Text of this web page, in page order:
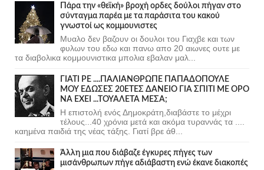
Πάρα την «θεϊκή» βροχή ορδες δούλοι πήγαν στο
σύνταγμα παρέα με τα παράσιτα του κακού
γνωστοί ως κομμουνιστες
Μυαλο δεν βαζουν οι δουλοι του Γιαχβε και των
φυλων του εδω και πανω απο 20 αιωνες ουτε με
τα διαβολικα κομμουνιστικα μπολια εβαλαν μαλ...
ΓΙΑΤΙ ΡΕ ....ΠΑΛΙΑΝΘΡΩΠΕ ΠΑΠΑΔΟΠΟΥΛΕ
ΜΟΥ ΕΔΩΣΕΣ 20ΕΤΕΣ ΔΑΝΕΙΟ ΓΙΑ ΣΠΙΤΙ ΜΕ ΟΡΟ
ΝΑ ΕΧΕΙ ...ΤΟΥΑΛΕΤΑ ΜΕΣΑ;
Η επιστολή ενός Δημοκράτη,διαβάστε το μέχρι
τέλους...40 χρόνια μετά και ακόμα τυραννάς τα ....
καημένα παιδιά της νέας τάξης. Γιατί βρε άθ...
Άλλη μια που διάβαζε έγκυρες πήγες των
μισάνθρωπων πήγε αδιάβαστη ενώ έκανε διακοπές